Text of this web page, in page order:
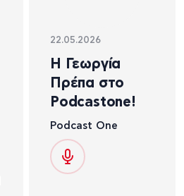
22.05.2026
Η Γεωργία
Πρέπα στο
Podcastone!
Podcast One